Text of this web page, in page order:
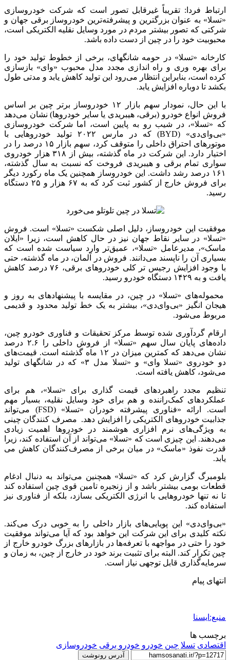
ارتباط فردا: تقریباً غیرقابل تصور است که شرکت خودروسازی
«تسلا» به عنوان بزرگترین و پیشرفته‌ترین خودروساز برقی جهان و
شرکتی که تصور بیشتر مردم در مورد وسایل نقلیه الکتریکی است،
محبوبیت خود را در چین از دست داده باشد.
کارخانه «تسلا» در حومه شانگهای، برخی از خطوط تولید خود را
برای بهره وری و راه اندازی مجدد مدل محبوب «وای» بازسازی
کرده است، بنابراین انتظار می‌رود این تولید کاهش یابد و مدتی طول
بکشد تا دوباره افزایش یابد.
با این حال، نمودار سهم بازار ۱۲ خودروساز برتر چین بر اساس
فروش انواع خودرو (برقی، هیبریدی یا سایر خودروها) نشان می‌دهد
که «تسلا»، در شیب رو به پایین است، اما شرکت خودروسازی
«بی‌وای‌دی» (BYD) که در مارس ۲۰۲۲ تولید خودروهایی با
موتورهای احتراق داخلی را متوقف کرد، سهم بازار ۱۵ درصد را در
اختیار دارد. این شرکت در ماه گذشته، بیش از ۳۱۸ هزار خودروی
سواری تمام برقی و هیبریدی فروخت که نسبت به سال گذشته،
۱۶۱ درصد رشد داشت. این خودروساز همچنین یک ماه رکورد دیگر
برای فروش خارج از کشور ثبت کرد که به ۶۷ هزار و ۲۵ دستگاه
رسید.
موفقیت این خودروساز، دلیل اصلی شکست «تسلا» است. فروش
«تسلا» در سایر نقاط جهان نیز در حال کاهش است، زیرا «ایلان
ماسک»، مدیرعامل «تسلا»، عمیق‌تر وارد سیاست شده است که
بسیاری آن را ناپسند می‌دانند. فروش در آلمان، در ماه گذشته، حتی
با وجود افزایش رجیس تر کلی خودروهای برقی، ۷۶ درصد کاهش
یافت و به ۱۴۲۹ دستگاه خودرو رسید.
محموله‌های «تسلا» در چین، در مقایسه با پیشنهادهای به روز و
هیجان انگیز «بی‌وای‌دی»، بیشتر به یک خط تولید محدود و قدیمی
مربوط می‌شود.
ارقام گردآوری شده توسط مرکز تحقیقات و فناوری خودرو چین،
داده‌های پایان سال سهم «تسلا» از فروش داخلی را ۲.۶ درصد
نشان می‌دهد که کمترین میزان در ۱۲ ماه گذشته است. قیمت‌های
دو خودروی «تسلا وای» و «تسلا مدل ۳» که در شانگهای تولید
می‌شود، کاهش یافته است.
تنظیم مجدد راهبردهای قیمت گذاری برای «تسلا»، هم برای
عملکردهای کمک‌راننده و هم برای خود وسایل نقلیه، بسیار مهم
است. ارائه «فناوری پیشرفته خودران «تسلا» (FSD) می‌تواند
جذابیت خودروهای الکتریکی را افزایش دهد. مصرف کنندگان چینی
به ویژگی‌های نرم افزاری هوشمند در خودروها اهمیت زیادی
می‌دهند. این چیزی است که «تسلا» می‌تواند از آن استفاده کند، زیرا
قدرت نفوذ «ماسک» در میان برخی از مصرف‌کنندگان کاهش می
یابد.
بلومبرگ گزارش کرد که «تسلا» همچنین می‌تواند به دنبال ادغام
قطعات بومی بیشتر باشد و از زنجیره تامین قوی چین استفاده کند
تا نه تنها خودروهایی با انرژی الکتریکی بسازد، بلکه از فناوری نیز
استفاده کند.
«بی‌وای‌دی» این پویایی‌های بازار داخلی را به خوبی درک می‌کند.
نکته کلیدی برای این شرکت این خواهد بود که آیا می‌تواند موفقیت
خود را حتی در مواجهه با تعرفه‌ها در بازارهای بزرگ خودرو خارج از
چین تکرار کند. البته برای تثبیت برند خود در خارج از چین، به زمان و
سرمایه‌گذاری قابل توجهی نیاز است.
انتهای پیام
منبع:ایسنا
برچسب ها
اقتصادی تسلا چین خودرو خودرو برقی خودروسازی
آدرس رونوشت